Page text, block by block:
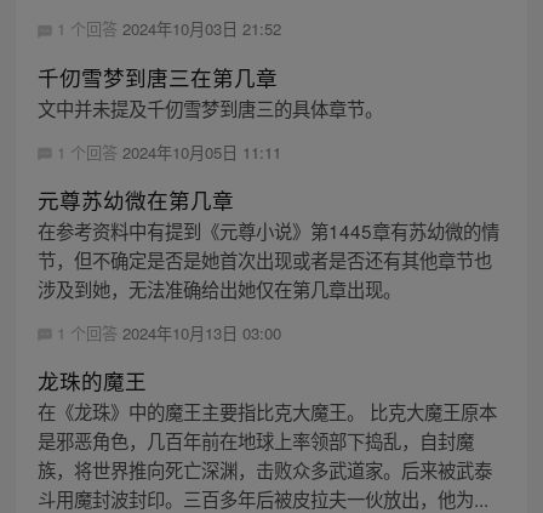
1 个回答 2024年10月03日 21:52
千仞雪梦到唐三在第几章
文中并未提及千仞雪梦到唐三的具体章节。
1 个回答 2024年10月05日 11:11
元尊苏幼微在第几章
在参考资料中有提到《元尊小说》第1445章有苏幼微的情
节，但不确定是否是她首次出现或者是否还有其他章节也
涉及到她，无法准确给出她仅在第几章出现。
1 个回答 2024年10月13日 03:00
龙珠的魔王
在《龙珠》中的魔王主要指比克大魔王。 比克大魔王原本
是邪恶角色，几百年前在地球上率领部下捣乱，自封魔
族，将世界推向死亡深渊，击败众多武道家。后来被武泰
斗用魔封波封印。三百多年后被皮拉夫一伙放出，他为...